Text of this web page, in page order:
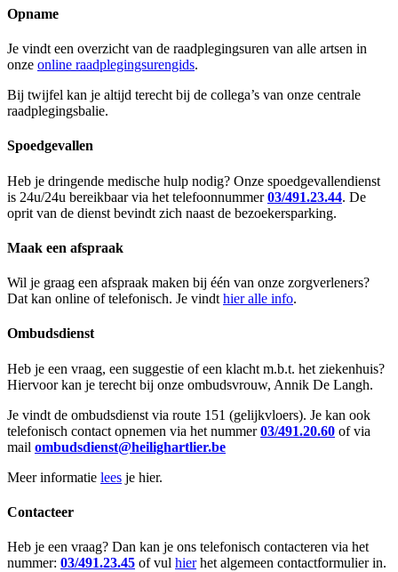
Opname
Je vindt een overzicht van de raadplegingsuren van alle artsen in
onze online raadplegingsurengids.
Bij twijfel kan je altijd terecht bij de collega’s van onze centrale
raadplegingsbalie.
Spoedgevallen
Heb je dringende medische hulp nodig? Onze spoedgevallendienst
is 24u/24u bereikbaar via het telefoonnummer03/491.23.44. De
oprit van de dienst bevindt zich naast de bezoekersparking.
Maak een afspraak
Wil je graag een afspraak maken bij één van onze zorgverleners?
Dat kan online of telefonisch. Je vindt hier alle info.
Ombudsdienst
Heb je een vraag, een suggestie of een klacht m.b.t. het ziekenhuis?
Hiervoor kan je terecht bij onze ombudsvrouw, Annik De Langh.
Je vindt de ombudsdienst via route 151 (gelijkvloers). Je kan ook
telefonisch contact opnemen via het nummer03/491.20.60 of via
mail ombudsdienst@heilighartlier.be
Meer informatie lees je hier.
Contacteer
Heb je een vraag? Dan kan je ons telefonisch contacteren via het
nummer: 03/491.23.45 of vul hierhet algemeen contactformulier in.